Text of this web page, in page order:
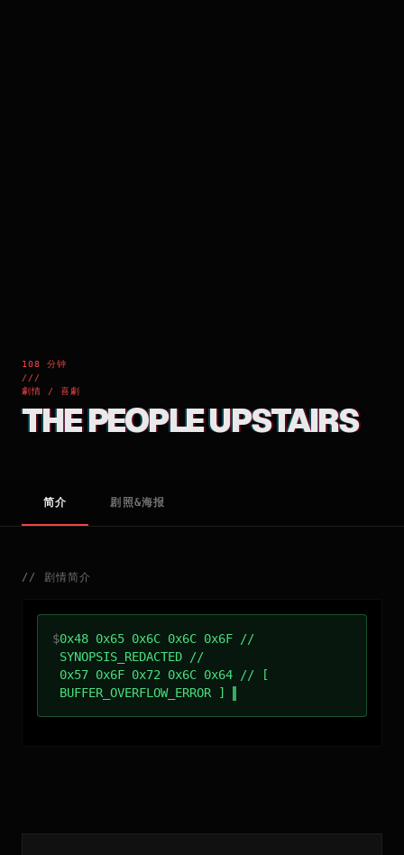
108 分钟
///
劇情 / 喜劇
THE PEOPLE UPSTAIRS
简介 剧照&海报
// 剧情简介
$0x48 0x65 0x6C 0x6C 0x6F //
SYNOPSIS_REDACTED //
0x57 0x6F 0x72 0x6C 0x64 // [
BUFFER_OVERFLOW_ERROR ]